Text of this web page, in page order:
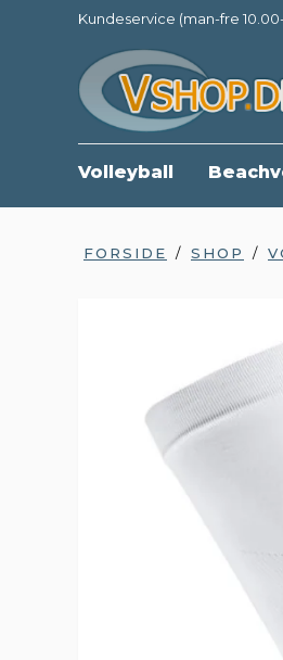
Kundeservice (man-fre 10.00-
Volleyball
FORSIDE / SHOP /